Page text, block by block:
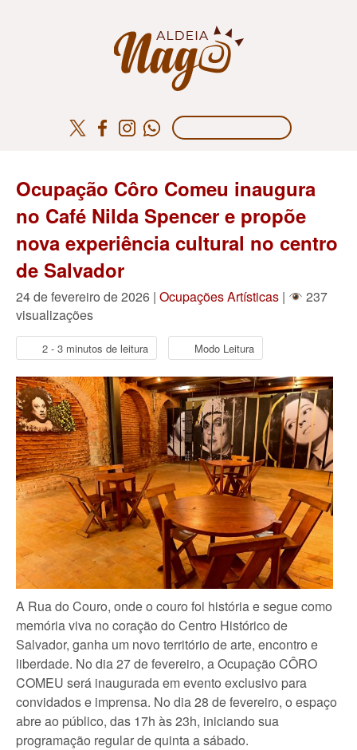
Ocupação Côro Comeu inaugura
no Café Nilda Spencer e propõe
nova experiência cultural no centro
de Salvador
24 de fevereiro de 2026 | Ocupações Artísticas |
237
visualizações
2 - 3 minutos de leitura Modo Leitura
A Rua do Couro, onde o couro foi história e segue como
memória viva no coração do Centro Histórico de
Salvador, ganha um novo território de arte, encontro e
liberdade. No dia 27 de fevereiro, a Ocupação CÔRO
COMEU será inaugurada em evento exclusivo para
convidados e imprensa. No dia 28 de fevereiro, o espaço
abre ao público, das 17h às 23h, iniciando sua
programação regular de quinta a sábado.